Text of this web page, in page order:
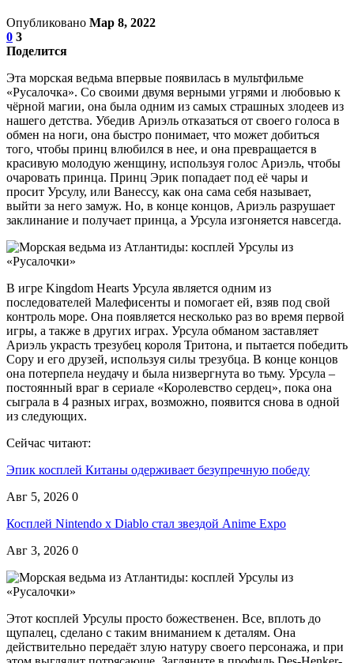
Опубликовано Мар 8, 2022
0 3
Поделится
Эта морская ведьма впервые появилась в мультфильме
«Русалочка». Со своими двумя верными угрями и любовью к
чёрной магии, она была одним из самых страшных злодеев из
нашего детства. Убедив Ариэль отказаться от своего голоса в
обмен на ноги, она быстро понимает, что может добиться
того, чтобы принц влюбился в нее, и она превращается в
красивую молодую женщину, используя голос Ариэль, чтобы
очаровать принца. Принц Эрик попадает под её чары и
просит Урсулу, или Ванессу, как она сама себя называет,
выйти за него замуж. Но, в конце концов, Ариэль разрушает
заклинание и получает принца, а Урсула изгоняется навсегда.
В игре Kingdom Hearts Урсула является одним из
последователей Малефисенты и помогает ей, взяв под свой
контроль море. Она появляется несколько раз во время первой
игры, а также в других играх. Урсула обманом заставляет
Ариэль украсть трезубец короля Тритона, и пытается победить
Сору и его друзей, используя силы трезубца. В конце концов
она потерпела неудачу и была низвергнута во тьму. Урсула –
постоянный враг в сериале «Королевство сердец», пока она
сыграла в 4 разных играх, возможно, появится снова в одной
из следующих.
Сейчас читают:
Эпик косплей Китаны одерживает безупречную победу
Авг 5, 2026 0
Косплей Nintendo x Diablo стал звездой Anime Expo
Авг 3, 2026 0
Этот косплей Урсулы просто божественен. Все, вплоть до
щупалец, сделано с таким вниманием к деталям. Она
действительно передаёт злую натуру своего персонажа, и при